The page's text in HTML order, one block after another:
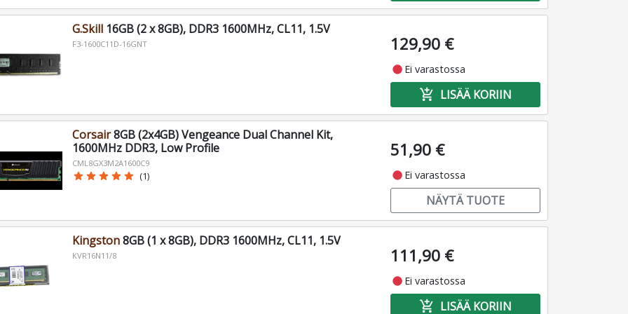
G.Skill16GB (2 x 8GB), DDR3 1600MHz, CL11, 1.5V
F3-1600C11D-16GNT 129,90 €
fiber_manual_record Ei varastossa
add_shopping_cart LISÄÄ KORIIN
Corsair8GB (2x4GB) Vengeance Dual Channel Kit,
1600MHz DDR3, Low Profile
CML8GX3M2A1600C9
star star star star star (1)
51,90 €
fiber_manual_record Ei varastossa
NÄYTÄ TUOTE
Kingston8GB (1 x 8GB), DDR3 1600MHz, CL11, 1.5V
KVR16N11/8 111,90 €
fiber_manual_record Ei varastossa
add_shopping_cart LISÄÄ KORIIN